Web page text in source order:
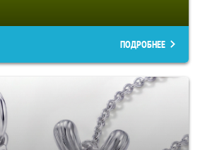
ПОДРОБНЕЕ